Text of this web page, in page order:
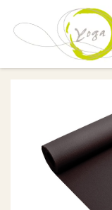
Zum Inhalt springen